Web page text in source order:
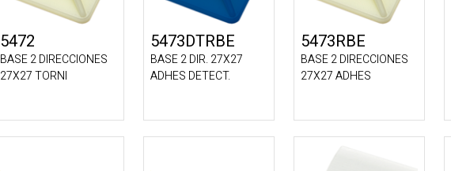
5472
BASE 2 DIRECCIONES
27X27 TORNI
5473DTRBE
BASE 2 DIR. 27X27
ADHES DETECT.
5473RBE
BASE 2 DIRECCIONES
27X27 ADHES